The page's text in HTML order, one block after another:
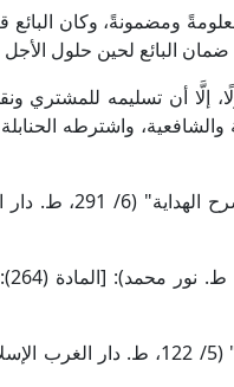
ومضمونةً، وكان البائع
البائع لحين حلول
إلَّا أن تسليمه للمشتري
واشترطه
قال العلَّامة
وقال الإمام القرافي المالكي في